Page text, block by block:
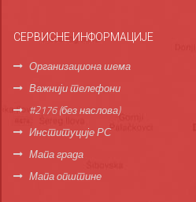
СЕРВИСНЕ ИНФОРМАЦИЈЕ
Организациона шема
Важнији телефони
#2176 (без наслова)
Институције РС
Мапа града
Мапа општине